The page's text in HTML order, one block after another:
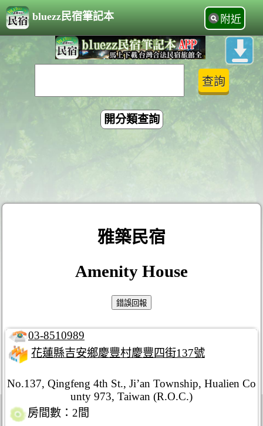
bluezz民宿筆記本 附近
開分類查詢
雅築民宿
Amenity House
03-8510989
花蓮縣吉安鄉慶豐村慶豐四街137號
No.137, Qingfeng 4th St., Ji’an Township, Hualien Co
unty 973, Taiwan (R.O.C.)
房間數：2間